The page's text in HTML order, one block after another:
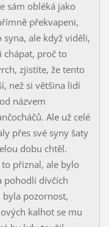
sám obléká jako
překvapeni,
ale když viděli,
chápat, proč to
zjistíte, že tento
než si většina lidí
názvem
Ale už celé
přes své syny šaty
dobu chtěl.
přiznal, ale bylo
pohodlí dívčích
byla pozornost,
kalhot se mu